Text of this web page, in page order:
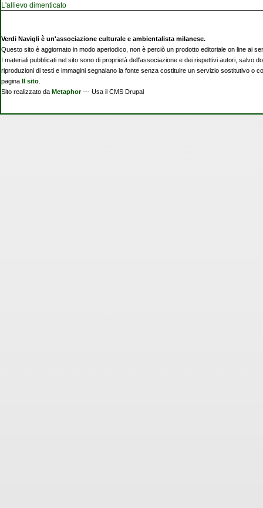
L'allievo dimenticato
Verdi Navigli è un'associazione culturale e ambientalista milanese.
Questo sito è aggiornato in modo aperiodico, non è perciò un prodotto editoriale on line ai
I materiali pubblicati nel sito sono di proprietà dell'associazione e dei rispettivi autori, salvo
riproduzioni di testi e immagini segnalano la fonte senza costituire un servizio sostitutivo o
pagina Il sito
Sito realizzato da Metaphor--- Usa il CMS Drupal